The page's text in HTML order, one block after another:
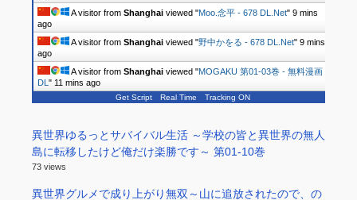
A visitor from Shanghai viewed "Moo.念平 - 678 DL.Net" 9 mins
ago
A visitor from Shanghai viewed "野中かをる - 678 DL.Net" 9 mins
ago
A visitor from Shanghai viewed "MOGAKU 第01-03巻 - 無料漫画
DL " 11 mins ago
Get Script Real Time Tracking ON
異世界ゆるっとサバイバル生活 ～学校の皆と異世界の無人
島に転移したけど俺だけ楽勝です～ 第01-10巻
73 views
異世界グルメで成り上がり無双～山に追放されたので、の